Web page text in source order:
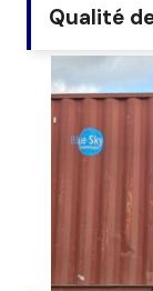
Qualité